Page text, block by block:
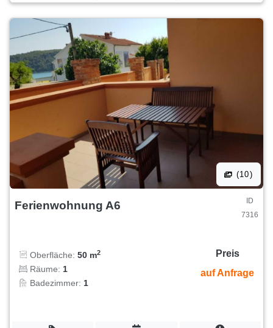
(10)
Ferienwohnung A6
ID
7316
Oberfläche: 50 m2
Räume: 1
Badezimmer: 1
Preis
auf Anfrage